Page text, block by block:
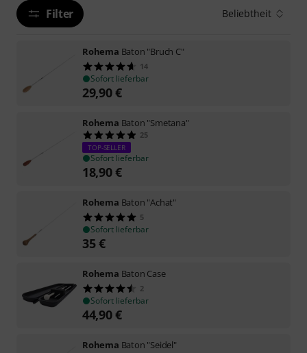
Filter Beliebtheit
Rohema Baton "Bruch C"
14
Sofort lieferbar
29,90€
Rohema Baton "Smetana"
25
TOP-SELLER
Sofort lieferbar
18,90€
Rohema Baton "Achat"
5
Sofort lieferbar
35€
Rohema Baton Case
2
Sofort lieferbar
44,90€
Rohema Baton "Seidel"